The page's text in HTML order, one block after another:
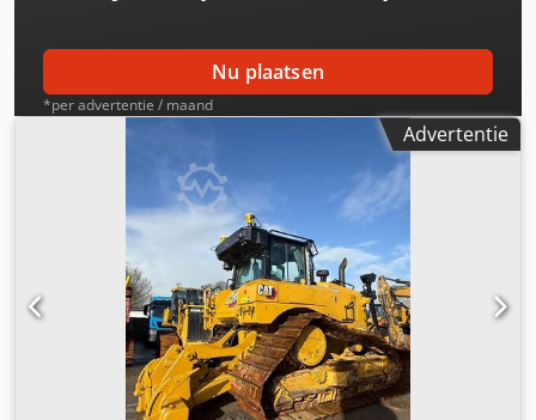
Nu plaatsen
*per advertentie / maand
Advertentie